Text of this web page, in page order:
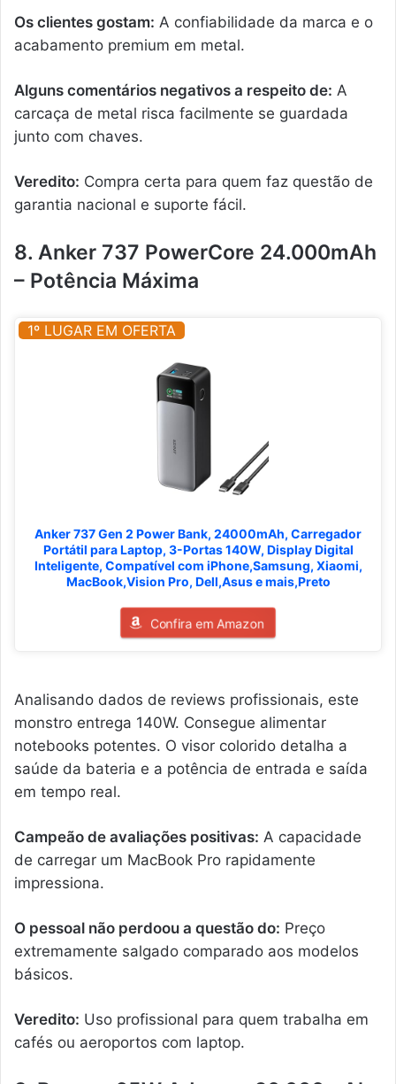
Os clientes gostam: A confiabilidade da marca e o
acabamento premium em metal.
Alguns comentários negativos a respeito de: A
carcaça de metal risca facilmente se guardada
junto com chaves.
Veredito: Compra certa para quem faz questão de
garantia nacional e suporte fácil.
8. Anker 737 PowerCore 24.000mAh
– Potência Máxima
1º LUGAR EM OFERTA
Anker 737 Gen 2 Power Bank, 24000mAh, Carregador
Portátil para Laptop, 3-Portas 140W, Display Digital
Inteligente, Compatível com iPhone,Samsung, Xiaomi,
MacBook,Vision Pro, Dell,Asus e mais,Preto
Confira em Amazon
Analisando dados de reviews profissionais, este
monstro entrega 140W. Consegue alimentar
notebooks potentes. O visor colorido detalha a
saúde da bateria e a potência de entrada e saída
em tempo real.
Campeão de avaliações positivas: A capacidade
de carregar um MacBook Pro rapidamente
impressiona.
O pessoal não perdoou a questão do: Preço
extremamente salgado comparado aos modelos
básicos.
Veredito: Uso profissional para quem trabalha em
cafés ou aeroportos com laptop.